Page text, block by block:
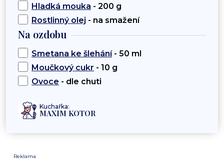
Hladká mouka - 200 g
Rostlinný olej - na smažení
Na ozdobu
Smetana ke šlehání- 50 ml
Moučkový cukr - 10 g
Ovoce - dle chuti
Kuchařka:
MAXIM KOTOR
Reklama